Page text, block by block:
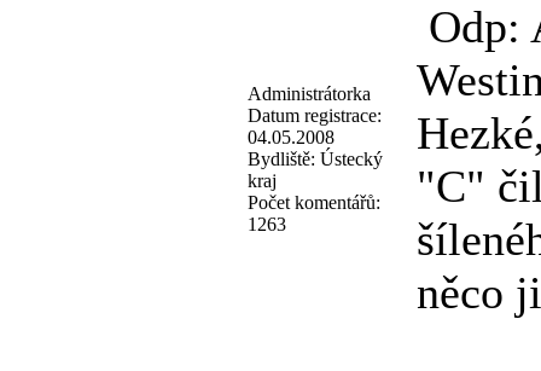
Administrátorka
Datum registrace:
04.05.2008
Bydliště: Ústecký
kraj
Počet komentářů:
1263
Odp:
"C"
něco